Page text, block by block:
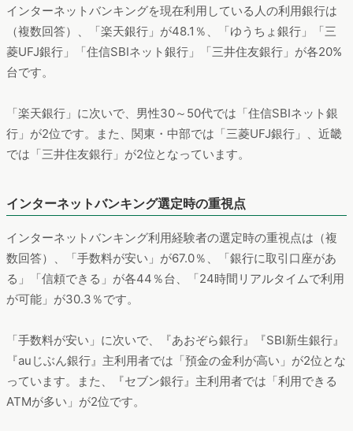
インターネットバンキングを現在利用している人の利用銀行は
（複数回答）、「楽天銀行」が48.1％、「ゆうちょ銀行」「三
菱UFJ銀行」「住信SBIネット銀行」「三井住友銀行」が各20%
台です。
「楽天銀行」に次いで、男性30～50代では「住信SBIネット銀
行」が2位です。また、関東・中部では「三菱UFJ銀行」、近畿
では「三井住友銀行」が2位となっています。
インターネットバンキング選定時の重視点
インターネットバンキング利用経験者の選定時の重視点は（複
数回答）、「手数料が安い」が67.0％、「銀行に取引口座があ
る」「信頼できる」が各44％台、「24時間リアルタイムで利用
が可能」が30.3％です。
「手数料が安い」に次いで、『あおぞら銀行』『SBI新生銀行』
『auじぶん銀行』主利用者では「預金の金利が高い」が2位とな
っています。また、『セブン銀行』主利用者では「利用できる
ATMが多い」が2位です。